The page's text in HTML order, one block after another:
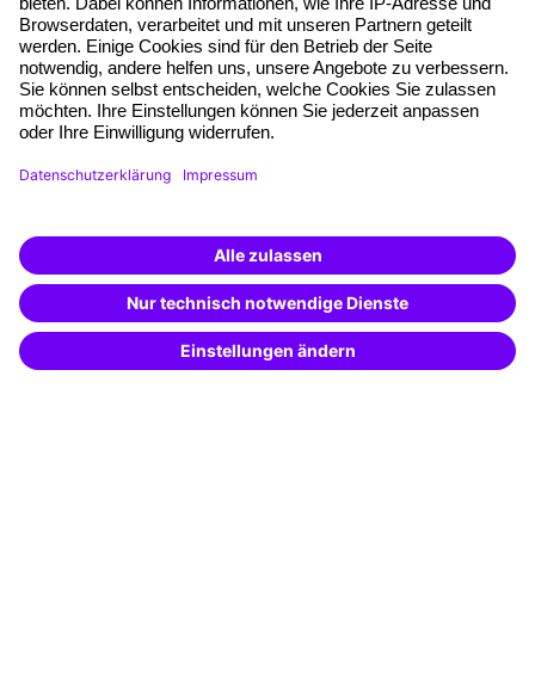
Freie Seminarplätze
Qualitätsstandards
Planung und Locations
Fördermöglichkeiten
Weiterbildungs-App
Besondere Angebote
Potenzialanalyse
Transfercoaching
Weiterbildung finden -
mit KI-Power!
Beschreibe was du suchst und erhalte
passende Weiterbildungen vomKI-Berater
– schnell und treffsicher.